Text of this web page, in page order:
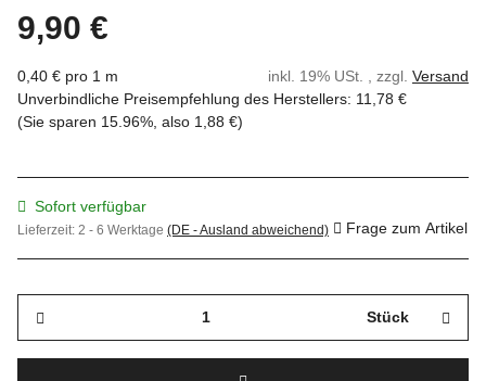
9,90 €
0,40 € pro 1 m inkl. 19% USt. , zzgl. Versand
Unverbindliche Preisempfehlung des Herstellers: 11,78 €
(Sie sparen 15.96% , also 1,88 €)
Sofort verfügbar
Lieferzeit: 2 - 6 Werktage (DE - Ausland abweichend) Frage zum Artikel
Stück